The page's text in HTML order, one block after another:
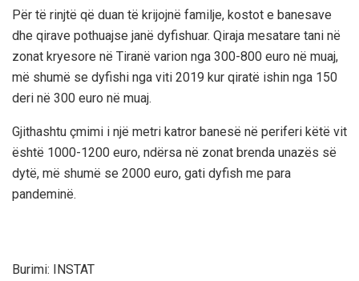
Për të rinjtë që duan të krijojnë familje, kostot e banesave
dhe qirave pothuajse janë dyfishuar. Qiraja mesatare tani në
zonat kryesore në Tiranë varion nga 300-800 euro në muaj,
më shumë se dyfishi nga viti 2019 kur qiratë ishin nga 150
deri në 300 euro në muaj.
Gjithashtu çmimi i një metri katror banesë në periferi këtë vit
është 1000-1200 euro, ndërsa në zonat brenda unazës së
dytë, më shumë se 2000 euro, gati dyfish me para
pandeminë.
Burimi: INSTAT